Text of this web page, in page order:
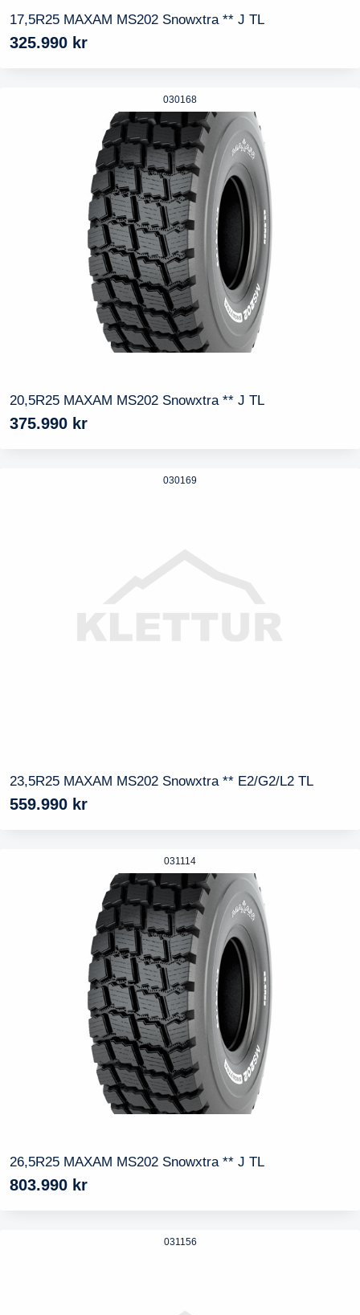
17,5R25 MAXAM MS202 Snowxtra ** J TL
325.990 kr
030168
20,5R25 MAXAM MS202 Snowxtra ** J TL
375.990 kr
030169
23,5R25 MAXAM MS202 Snowxtra ** E2/G2/L2 TL
559.990 kr
031114
26,5R25 MAXAM MS202 Snowxtra ** J TL
803.990 kr
031156